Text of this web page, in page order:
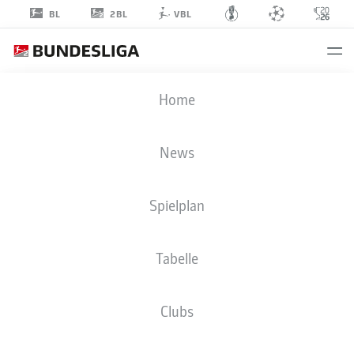
BL 2BL VBL
Home
News
Spielplan
Tabelle
Clubs